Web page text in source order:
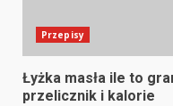
Przepisy
Łyżka masła ile to
przelicznik i kalorie